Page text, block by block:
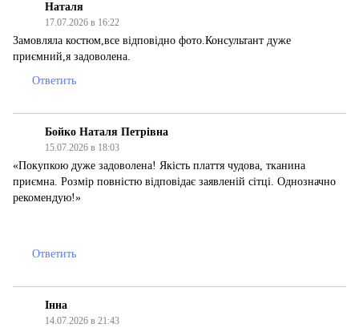
Наталя
17.07.2026 в 16:22
Замовляла костюм,все відповідно фото.Консультант дуже
приємний,я задоволена.
Ответить
Бойко Наталя Петрівна
15.07.2026 в 18:03
«Покупкою дуже задоволена! Якість плаття чудова, тканина
приємна. Розмір повністю відповідає заявленій сітці. Однозначно
рекомендую!»
Ответить
Інна
14.07.2026 в 21:43